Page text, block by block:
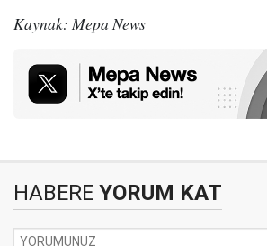
Kaynak: Mepa News
HABERE YORUM KAT